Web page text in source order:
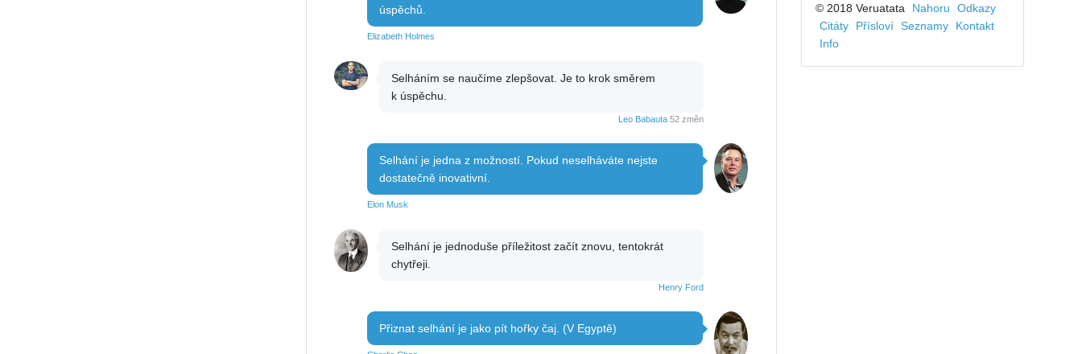
úspěchů.
Elizabeth Holmes
Selháním se naučíme zlepšovat. Je to krok směrem
k úspěchu.
Leo Babauta52 změn
Selhání je jedna z možností. Pokud neselháváte nejste
dostatečně inovativní.
Elon Musk
Selhání je jednoduše příležitost začít znovu, tentokrát
chytřeji.
Henry Ford
Přiznat selhání je jako pít hořky čaj. (V Egyptě)
© 2018 Veruatata Nahoru
Odkazy
Citáty
Přísloví Seznamy
Kontakt
Info